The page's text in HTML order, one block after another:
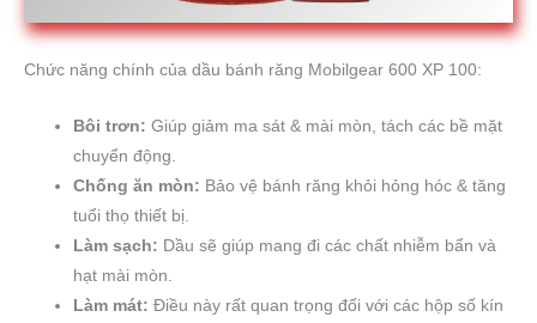
Chức năng chính của dầu bánh răng Mobilgear 600 XP 100:
Bôi trơn: Giúp giảm ma sát & mài mòn, tách các bề mặt
chuyển động.
Chống ăn mòn: Bảo vệ bánh răng khỏi hỏng hóc & tăng
tuổi thọ thiết bị.
Làm sạch: Dầu sẽ giúp mang đi các chất nhiễm bẩn và
hạt mài mòn.
Làm mát: Điều này rất quan trọng đối với các hộp số kín